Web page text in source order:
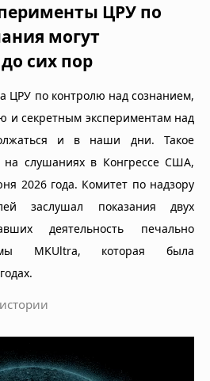
ЦРУ по
могут
сих пор
ЦРУ по контролю над сознанием,
и секретным экспериментам над
и в наши дни. Такое
на слушаниях в Конгрессе США,
2026 года. Комитет по надзору
заслушал показания двух
деятельность печально
MKUltra, которая была